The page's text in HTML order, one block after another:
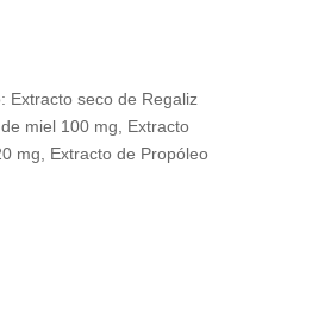
Extracto seco de Regaliz
miel 100 mg, Extracto
mg, Extracto de Propóleo